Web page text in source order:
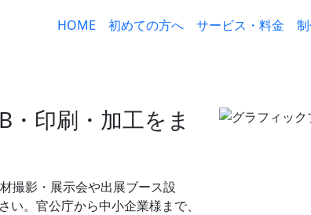
HOME 初めての方へ サービス・料金
印刷・加工をま
撮影・展示会や出展ブース設
。官公庁から中小企業様まで、